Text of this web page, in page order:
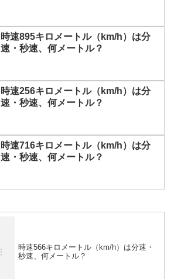
時速895キロメートル（km/h）は分
速・秒速、何メートル？
時速256キロメートル（km/h）は分
速・秒速、何メートル？
時速716キロメートル（km/h）は分
速・秒速、何メートル？
時速566キロメートル（km/h）は分速・
秒速、何メートル？